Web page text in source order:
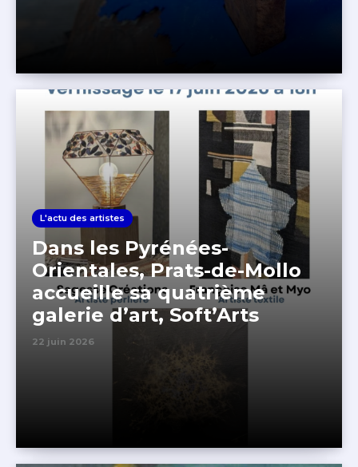
L'actu des artistes
Dans les Pyrénées-
Orientales, Prats-de-Mollo
accueille sa quatrième
galerie d’art, Soft’Arts
22 juin 2026